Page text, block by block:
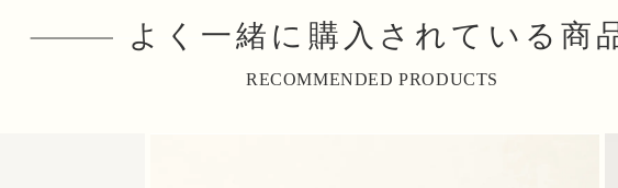
よく一緒に購入されている商